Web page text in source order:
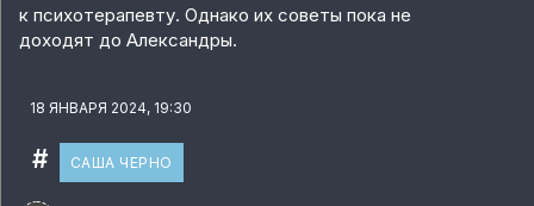
к психотерапевту. Однако их советы пока не
доходят до Александры.
18 ЯНВАРЯ 2024, 19:30
# САША ЧЕРНО